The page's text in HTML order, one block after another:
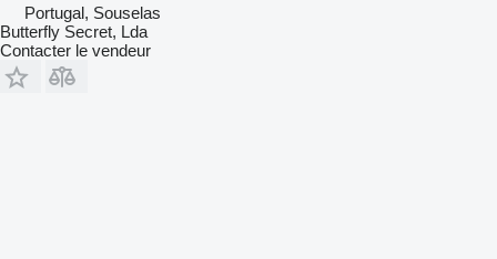
Portugal, Souselas
Butterfly Secret, Lda
Contacter le vendeur